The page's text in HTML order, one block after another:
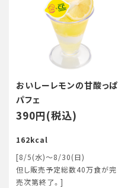
おいしーレモンの甘酸っぱ
パフェ
390円(税込)
162kcal
[8/5(水)～8/30(日)
但し販売予定総数40万食が完
売次第終了。]